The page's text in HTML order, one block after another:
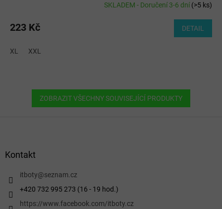
SKLADEM - Doručení 3-6 dní(>5 ks)
223 Kč DETAIL
XL XXL
ZOBRAZIT VŠECHNY SOUVISEJÍCÍ PRODUKTY
Kontakt
itboty@seznam.cz
+420 732 995 273 (16 - 19 hod.)
https://www.facebook.com/itboty.cz